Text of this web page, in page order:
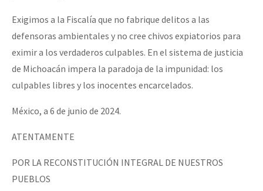
Exigimos a la Fiscalía que no fabrique delitos a las
defensoras ambientales y no cree chivos expiatorios para
eximir a los verdaderos culpables. En el sistema de justicia
de Michoacán impera la paradoja de la impunidad: los
culpables libres y los inocentes encarcelados.
México, a 6 de junio de 2024.
ATENTAMENTE
POR LA RECONSTITUCIÓN INTEGRAL DE NUESTROS
PUEBLOS